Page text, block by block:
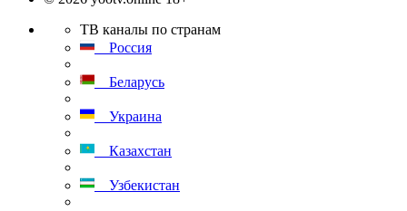
ТВ каналы по странам
Россия
Беларусь
Украина
Казахстан
Узбекистан